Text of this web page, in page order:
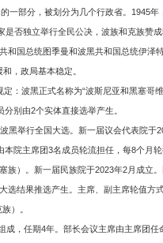
一部分，被划分为几个行政省。1945
否独立举行全民公决，波族和克族
国总统图季曼和波黑共和国总统伊泽
，政局基本稳定。
：波黑正式名称为“波斯尼亚和黑塞
别由2个实体直接选举产生。
黑举行全国大选。新一届议会代表院
院主席团3名成员轮流担任，每8个月
族）。新一届民族院于2023年2月成
选结果推选产生。主席、副主席轮值
）。
成，任期4年。部长会议主席由主席